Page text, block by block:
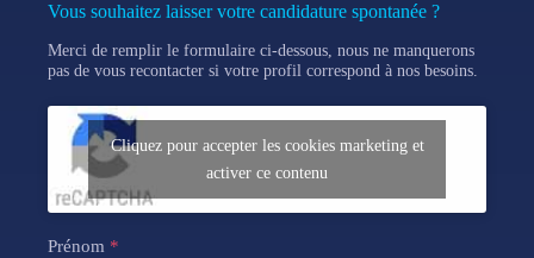
Vous souhaitez laisser votre candidature spontanée ?
Merci de remplir le formulaire ci-dessous, nous ne manquerons
pas de vous recontacter si votre profil correspond à nos besoins.
Cliquez pour accepter les cookies marketing et
activer ce contenu
Prénom *